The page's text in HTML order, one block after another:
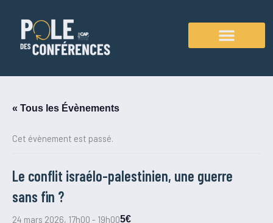
« Tous les Évènements
Cet évènement est passé.
Le conflit israélo-palestinien, une guerre
sans fin ?
24 mars 2026, 17h00 - 19h005€